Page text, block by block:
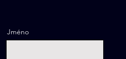
pro
Jméno